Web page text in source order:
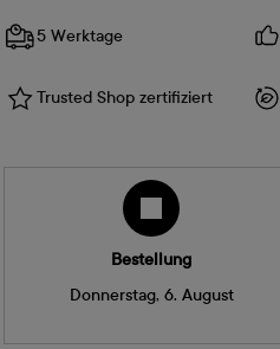
5 Werktage
Trusted Shop zertifiziert
Bestellung
Donnerstag, 6. August